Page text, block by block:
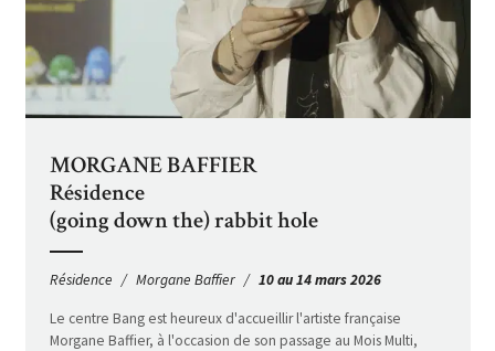
MORGANE BAFFIER
Résidence
(going down the) rabbit hole
Résidence Morgane Baffier 10 au 14 mars 2026
Le centre Bang est heureux d'accueillir l'artiste française
Morgane Baffier, à l'occasion de son passage au Mois Multi,